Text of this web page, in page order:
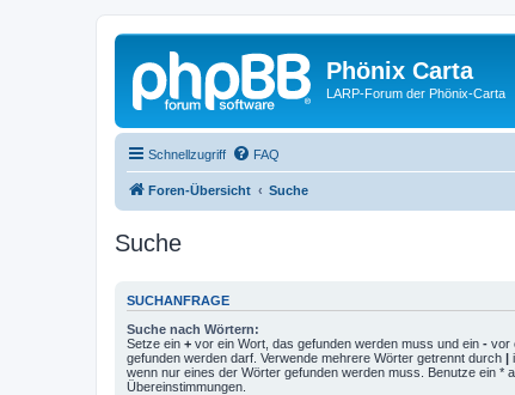
Phönix Carta
LARP-Forum der Phönix-Carta
Schnellzugriff FAQ
Foren-Übersicht Suche
Suche
SUCHANFRAGE
Suche nach Wörtern:
Setze ein + vor ein Wort, das gefunden werden muss und ein - vor
gefunden werden darf. Verwende mehrere Wörter getrennt durch |
wenn nur eines der Wörter gefunden werden muss. Benutze ein *
Übereinstimmungen.